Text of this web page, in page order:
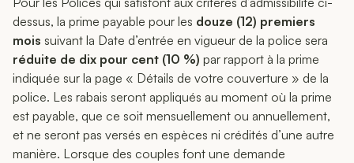
dessus, la prime payable pour les douze (12) premiers
mois suivant la Date d’entrée en vigueur de la police sera
réduite de dix pour cent (10 %) par rapport à la prime
indiquée sur la page « Détails de votre couverture » de la
police. Les rabais seront appliqués au moment où la prime
est payable, que ce soit mensuellement ou annuellement,
et ne seront pas versés en espèces ni crédités d’une autre
manière. Lorsque des couples font une demande